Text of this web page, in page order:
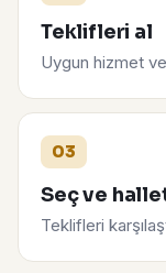
Teklifleri al
Uygun hizmet
03
Seç ve
Teklifleri